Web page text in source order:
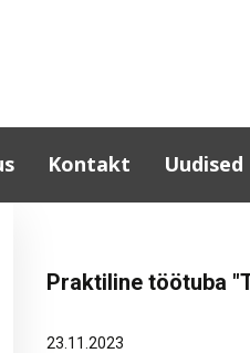
Kontakt Uudised
Praktiline töötuba
23.11.2023